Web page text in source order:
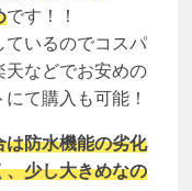
です！！
ているのでコスパ
などでお安めの
て購入も可能！
は防水機能の劣化
、少し大きめなの